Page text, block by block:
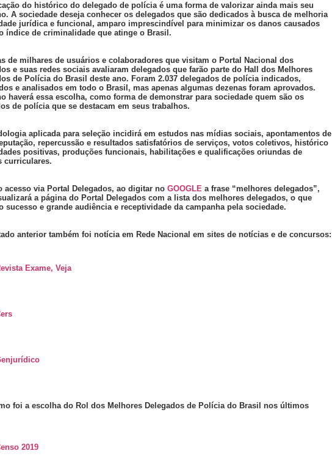
do histórico do delegado de polícia é uma forma de valorizar ainda mais seu
A sociedade deseja conhecer os delegados que são dedicados à busca de melhoria
jurídica e funcional, amparo imprescindível para minimizar os danos causados
índice de criminalidade que atinge o Brasil.
de milhares de usuários e colaboradores que visitam o Portal Nacional dos
e suas redes sociais avaliaram delegados que farão parte do Hall dos Melhores
de Polícia do Brasil deste ano. Foram 2.037 delegados de polícia indicados,
e analisados em todo o Brasil, mas apenas algumas dezenas foram aprovados.
haverá essa escolha, como forma de demonstrar para sociedade quem são os
de polícia que se destacam em seus trabalhos.
aplicada para seleção incidirá em estudos nas mídias sociais, apontamentos de
repercussão e resultados satisfatórios de serviços, votos coletivos, histórico
positivas, produções funcionais, habilitações e qualificações oriundas de
curriculares.
acesso via Portal Delegados, ao digitar no GOOGLE a frase “melhores delegados”,
a página do Portal Delegados com a lista dos melhores delegados, o que
sucesso e grande audiência e receptividade da campanha pela sociedade.
anterior também foi notícia em Rede Nacional em sites de notícias e de concursos:
Exame, Veja
foi a escolha do Rol dos Melhores Delegados de Polícia do Brasil nos últimos
2019